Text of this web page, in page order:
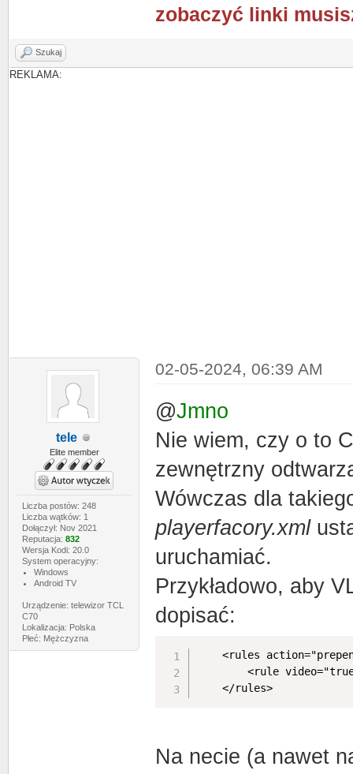
zobaczyć linki
Szukaj
REKLAMA:
tele
Elite member
Liczba postów: 248
Liczba wątków: 1
Dołączył: Nov 2021
Reputacja: 832
Wersja Kodi: 20.0
System operacyjny:
Windows
Android TV
Urządzenie: telewizor TCL
C70
Lokalizacja: Polska
Płeć: Mężczyzna
02-05-2024, 06:39 AM
@Jmno
Nie wiem, czy o to
zewnętrzny
Wówczas dla
playerfacory.xml
uruchamiać.
Przykładowo, aby
dopisać:
	</rules>
Na necie (a nawet